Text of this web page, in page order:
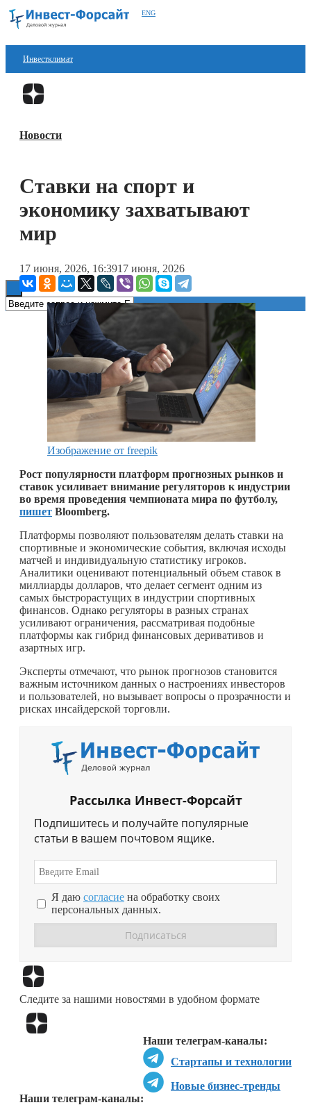
ENG
Инвестклимат
Финансы
Блокчейн
Новости
Ставки на спорт и
экономику захватывают
мир
17 июня, 2026, 16:3917 июня, 2026
Изображение от freepik
Рост популярности платформ прогнозных рынков и
ставок усиливает внимание регуляторов к индустрии
во время проведения чемпионата мира по футболу,
пишет Bloomberg.
Платформы позволяют пользователям делать ставки на
спортивные и экономические события, включая исходы
матчей и индивидуальную статистику игроков.
Аналитики оценивают потенциальный объем ставок в
миллиарды долларов, что делает сегмент одним из
самых быстрорастущих в индустрии спортивных
финансов. Однако регуляторы в разных странах
усиливают ограничения, рассматривая подобные
платформы как гибрид финансовых деривативов и
азартных игр.
Эксперты отмечают, что рынок прогнозов становится
важным источником данных о настроениях инвесторов
и пользователей, но вызывает вопросы о прозрачности и
рисках инсайдерской торговли.
Рассылка Инвест-Форсайт
Подпишитесь и получайте популярные
статьи в вашем почтовом ящике.
Я даю согласие на обработку своих
персональных данных.
Следите за нашими новостями в удобном формате
Наши телеграм-каналы:
Стартапы и технологии
Новые бизнес-тренды
Наши телеграм-каналы: